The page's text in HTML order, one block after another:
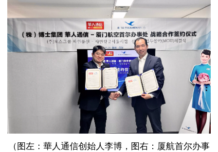
（图左：華人通信创始人李博，图右：厦航首尔办事